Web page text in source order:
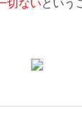
切ないという